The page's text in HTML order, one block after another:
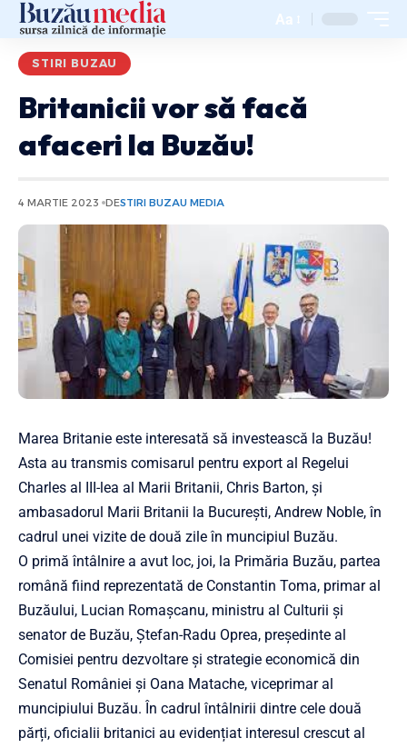
Aa
STIRI BUZAU
Britanicii vor să facă
afaceri la Buzău!
4 MARTIE 2023 DESTIRI BUZAU MEDIA
Marea Britanie este interesată să investească la Buzău!
Asta au transmis comisarul pentru export al Regelui
Charles al III-lea al Marii Britanii, Chris Barton, și
ambasadorul Marii Britanii la București, Andrew Noble, în
cadrul unei vizite de două zile în muncipiul Buzău.
O primă întâlnire a avut loc, joi, la Primăria Buzău, partea
română fiind reprezentată de Constantin Toma, primar al
Buzăului, Lucian Romașcanu, ministru al Culturii și
senator de Buzău, Ștefan-Radu Oprea, președinte al
Comisiei pentru dezvoltare și strategie economică din
Senatul României și Oana Matache, viceprimar al
muncipiului Buzău. În cadrul întâlnirii dintre cele două
părți, oficialii britanici au evidențiat interesul crescut al